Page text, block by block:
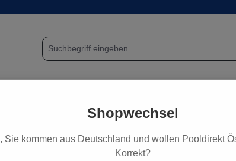
Shopwechsel
Sie kommen aus Deutschland und wollen Pooldirekt
Korrekt?